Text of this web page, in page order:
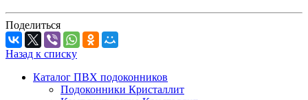
Поделиться
Назад к списку
Каталог ПВХ подоконников
Подоконники Кристаллит